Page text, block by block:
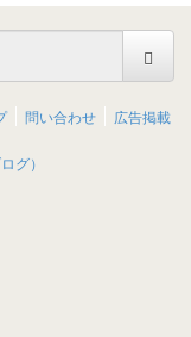
問い合わせ 広告掲載
グ）